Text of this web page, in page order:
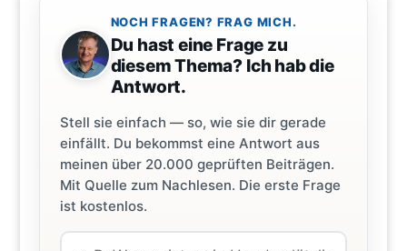
NOCH FRAGEN? FRAG MICH.
Du hast eine Frage zu
diesem Thema? Ich hab die
Antwort.
Stell sie einfach — so, wie sie dir gerade
einfällt. Du bekommst eine Antwort aus
meinen über 20.000 geprüften Beiträgen.
Mit Quelle zum Nachlesen. Die erste Frage
ist kostenlos.